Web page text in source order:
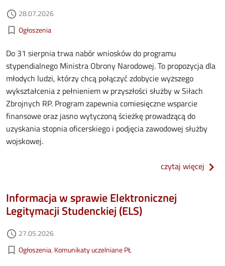
access_time Data dodania
28.07.2026
bookmark_border Kategorie aktualności
Ogłoszenia
Do 31 sierpnia trwa nabór wniosków do programu
stypendialnego Ministra Obrony Narodowej. To propozycja dla
młodych ludzi, którzy chcą połączyć zdobycie wyższego
wykształcenia z pełnieniem w przyszłości służby w Siłach
Zbrojnych RP. Program zapewnia comiesięczne wsparcie
finansowe oraz jasno wytyczoną ścieżkę prowadzącą do
uzyskania stopnia oficerskiego i podjęcia zawodowej służby
wojskowej.
czytaj więcej o
Informacja w sprawie Elektronicznej
Legitymacji Studenckiej (ELS)
access_time Data dodania
27.05.2026
bookmark_border Kategorie aktualności
Ogłoszenia Komunikaty uczelniane PŁ